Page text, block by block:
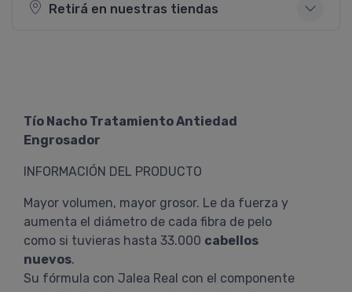
Retirá en nuestras tiendas
Tío Nacho Tratamiento Antiedad
Engrosador
INFORMACIÓN DEL PRODUCTO
Mayor volumen, mayor grosor. Le da fuerza y
aumenta el diámetro de cada fibra de pelo
como si tuvieras hasta 33.000 cabellos
nuevos.
Su fórmula con Jalea Real con el componente